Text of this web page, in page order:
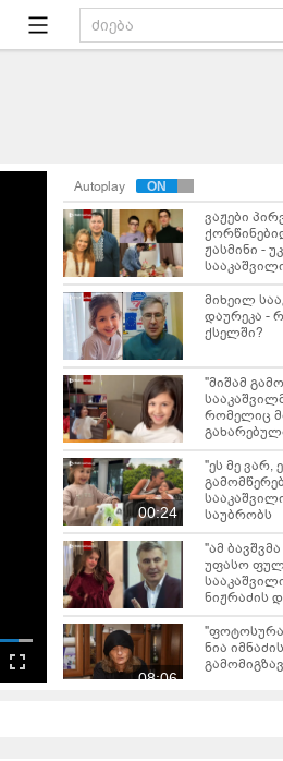
Autoplay
ვაჟები
ჟასმინი -
სტატიას
მიხეილ
დაურეკა -
ქსელში?
"მიშამ
რომელიც
აქვეყნებს
00:24
"ეს მე ვარ,
სააკაშვილი სკოლის გამოფენაზე მის
საუბრობს
"ამ
უფასო
ნიჟრაძის
08:06
ნია